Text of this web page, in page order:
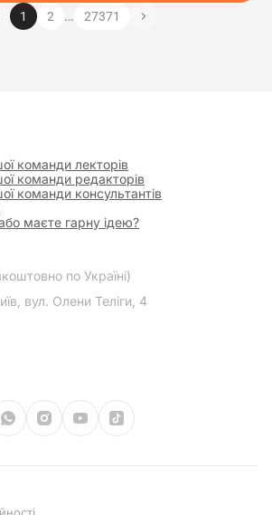
1 2 … 27371
команди лекторів
команди редакторів
команди консультантів
маєте гарну ідею?
по Україні)
вул. Олени Теліги, 4